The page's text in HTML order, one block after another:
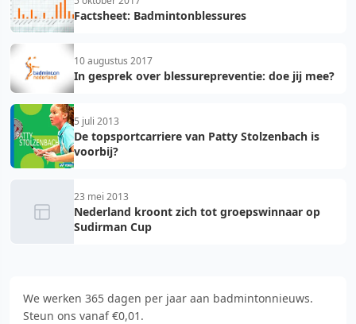
Factsheet: Badmintonblessures
10 augustus 2017
In gesprek over blessurepreventie: doe jij mee?
5 juli 2013
De topsportcarriere van Patty Stolzenbach is
voorbij?
23 mei 2013
Nederland kroont zich tot groepswinnaar op
Sudirman Cup
We werken 365 dagen per jaar aan badmintonnieuws.
Steun ons vanaf €0,01.